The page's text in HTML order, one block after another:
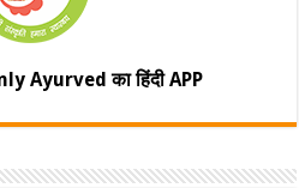
Ayurved का हिंदी APP